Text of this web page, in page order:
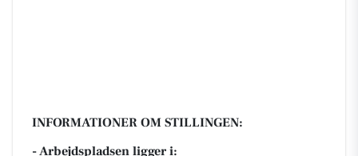
INFORMATIONER OM STILLINGEN:
- Arbejdspladsen ligger i: